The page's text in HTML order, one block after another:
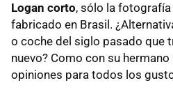
Logan corto, sólo la
fabricado en Brasil.
o coche del siglo pasado que
nuevo? Como con su
opiniones para todos los